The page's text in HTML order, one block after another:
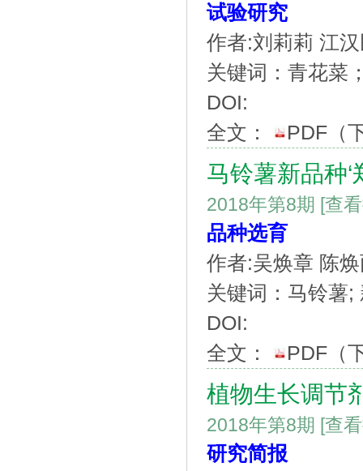
试验研究
作者:刘莉莉 江
关键词：青花菜
DOI:
全文：
PDF （
马铃薯新品种‘
2018年第8期 [查
品种选育
作者:吴焕章 陈
关键词：马铃薯;
DOI:
全文：
PDF （
植物生长调节
2018年第8期 [查
研究简报